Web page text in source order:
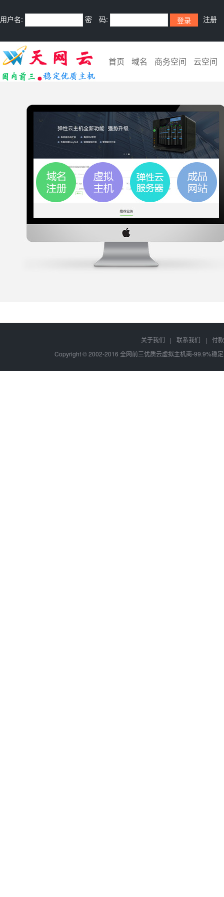
用户名: 密 码: 注册
首页 域名 商务空间 云空间
关于我们 | 联系我们 |
付
Copyright © 2002-2016 全网前三优质云虚拟主机商-99.9%稳